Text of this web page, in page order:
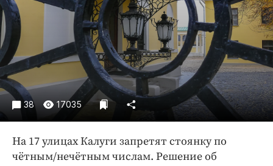
Общество
Погода
Праздники
Происшествия
Спорт
Экономика и бизнес
ПРОЕКТЫ
Блоги
38 17035
На 17 улицах Калуги запретят стоянку по
чётным/нечётным числам. Решение об